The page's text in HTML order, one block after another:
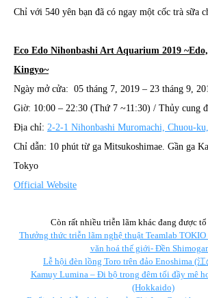
Chỉ với 540 yên bạn đã có ngay một cốc trà sữa
Eco Edo Nihonbashi Art Aquarium 2019
Kingyo~
Ngày mở cửa: 05 tháng 7, 2019 – 23 tháng 9,
Giờ: 10:00 – 22:30 (Thứ 7 ~11:30) / Thủy cung
Địa chỉ: 2-2-1 Nihonbashi Muromachi, Chuou-
Chỉ dẫn: 10 phút từ ga Mitsukoshimae. Gần ga
Tokyo
Official Website
Còn rất nhiều triễn lãm khác đang được
Thưởng thức triễn lãm nghệ thuật Teamlab
văn hoá thế giới- Đền
Lễ hội đèn lồng Toro trên đảo Enoshima (
Kamuy Lumina – Đi bộ trong đêm tối đầy mê
(Hokkaido)​